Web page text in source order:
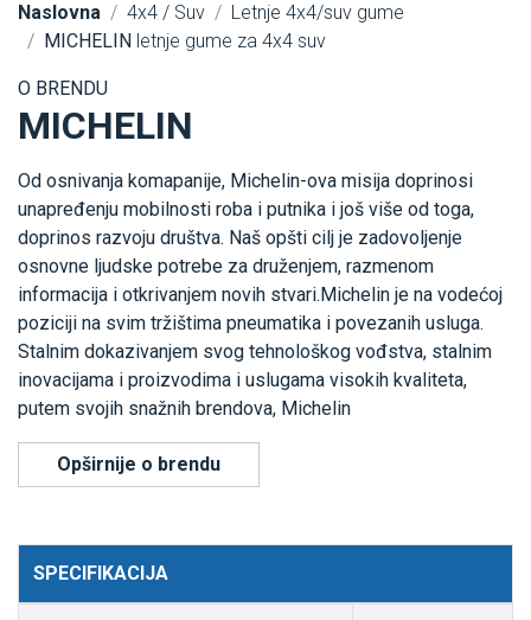
Naslovna 4x4 / Suv
Letnje 4x4/suv gume
MICHELIN letnje gume za 4x4 suv
O BRENDU
MICHELIN
Od osnivanja komapanije, Michelin-ova misija doprinosi
unapređenju mobilnosti roba i putnika i još više od toga,
doprinos razvoju društva. Naš opšti cilj je zadovoljenje
osnovne ljudske potrebe za druženjem, razmenom
informacija i otkrivanjem novih stvari.Michelin je na vodećoj
poziciji na svim tržištima pneumatika i povezanih usluga.
Stalnim dokazivanjem svog tehnološkog vođstva, stalnim
inovacijama i proizvodima i uslugama visokih kvaliteta,
putem svojih snažnih brendova, Michelin
Opširnije o brendu
SPECIFIKACIJA